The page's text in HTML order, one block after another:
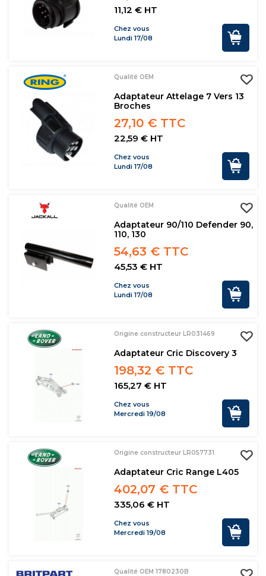
11,12 € HT
Chez vous
Lundi 17/08
Qualité OEM
Adaptateur Attelage 7 Vers 13
Broches
27,10 € TTC
22,59 € HT
Chez vous
Lundi 17/08
Qualité OEM
Adaptateur 90/110 Defender 90,
110, 130
54,63 € TTC
45,53 € HT
Chez vous
Lundi 17/08
Origine constructeur LR031469
Adaptateur Cric Discovery 3
198,32 € TTC
165,27 € HT
Chez vous
Mercredi 19/08
Origine constructeur LR057731
Adaptateur Cric Range L405
402,07 € TTC
335,06 € HT
Chez vous
Mercredi 19/08
Qualité OEM 1780230B